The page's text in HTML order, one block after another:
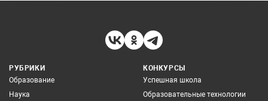
РУБРИКИ
Образование
Наука
КОНКУРСЫ
Успешная школа
Образовательные технологии